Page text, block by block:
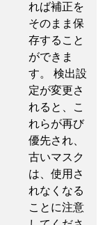
れば補正を
そのまま保
存すること
ができま
す。 検出設
定が変更さ
れると、こ
れらが再び
優先され、
古いマスク
は、使用さ
れなくなる
ことに注意